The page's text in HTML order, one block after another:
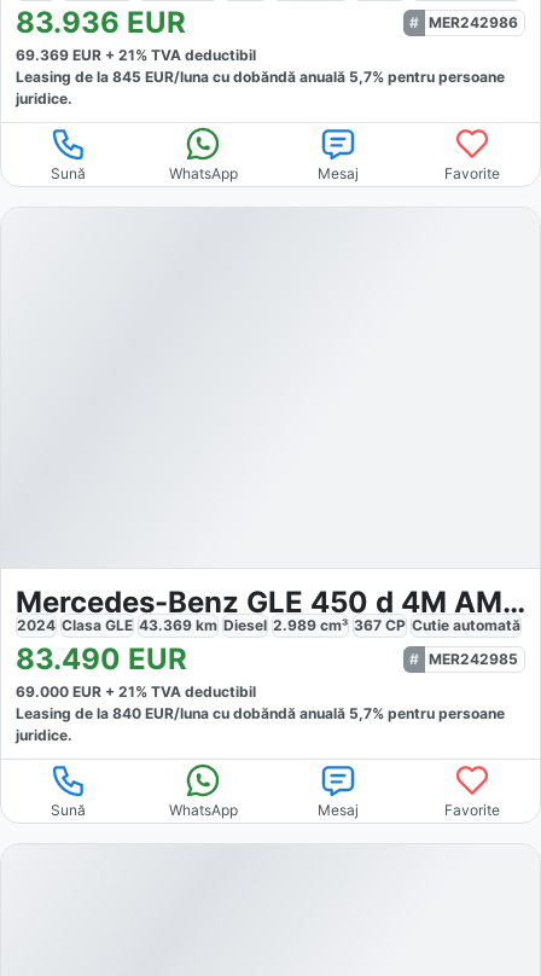
83.936 EUR
MER242986
69.369 EUR + 21% TVA deductibil
Leasing de la 845 EUR/luna cu dobăndă anuală 5,7% pentru persoane
juridice.
Sună WhatsApp Mesaj Favorite
Mercedes-Benz GLE 450 d 4M AMG Premium Airmat
2024 Clasa GLE 43.369 km Diesel 2.989 cm³ 367 CP Cutie automată
83.490 EUR
MER242985
69.000 EUR + 21% TVA deductibil
Leasing de la 840 EUR/luna cu dobăndă anuală 5,7% pentru persoane
juridice.
Sună WhatsApp Mesaj Favorite